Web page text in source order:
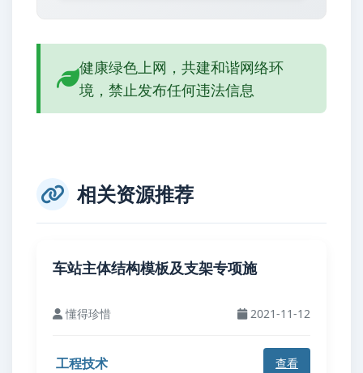
健康绿色上网，共建和谐网络环
境，禁止发布任何违法信息
相关资源推荐
车站主体结构模板及支架专项施
懂得珍惜 2021-11-12
工程技术 查看